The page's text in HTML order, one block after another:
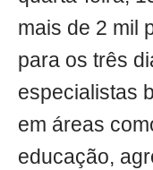
mais de 2 mil
para os três
especialistas
em áreas
educação,